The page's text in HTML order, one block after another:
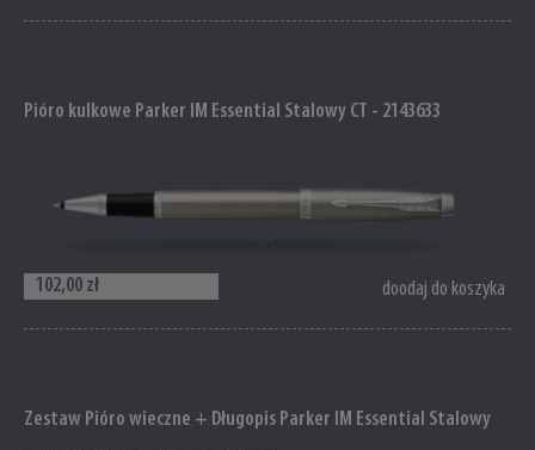
Pióro kulkowe Parker IM Essential Stalowy CT - 2143633
102,00 zł doodaj do koszyka
Zestaw Pióro wieczne + Długopis Parker IM Essential Stalowy